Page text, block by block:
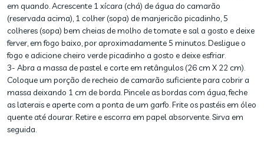
em quando. Acrescente 1 xícara (chá) de água do camarão
(reservada acima), 1 colher (sopa) de manjericão picadinho, 5
colheres (sopa) bem cheias de molho de tomate e sal a gosto e deixe
ferver, em fogo baixo, por aproximadamente 5 minutos. Desligue o
fogo e adicione cheiro verde picadinho a gosto e deixe esfriar.
3- Abra a massa de pastel e corte em retângulos (26 cm X 22 cm).
Coloque um porção de recheio de camarão suficiente para cobrir a
massa deixando 1 cm de borda. Pincele as bordas com água, feche
as laterais e aperte com a ponta de um garfo. Frite os pastéis em óleo
quente até dourar. Retire e escorra em papel absorvente. Sirva em
seguida.